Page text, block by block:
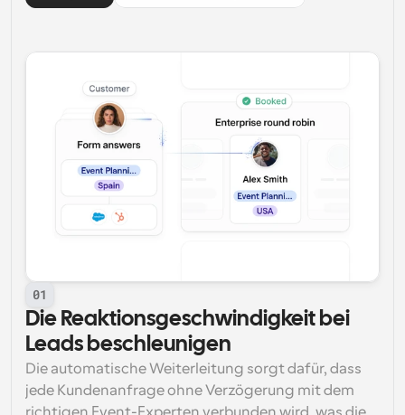
01
Die Reaktionsgeschwindigkeit bei
Leads beschleunigen
Die automatische Weiterleitung sorgt dafür, dass
jede Kundenanfrage ohne Verzögerung mit dem